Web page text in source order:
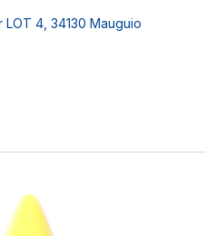
LOT 4, 34130 Mauguio